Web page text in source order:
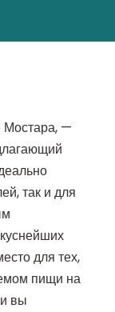
Мостара, —
так и для
для тех,
пищи на
вы